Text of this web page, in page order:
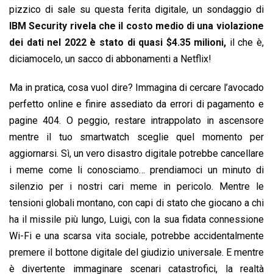
pizzico di sale su questa ferita digitale, un sondaggio di
IBM Security rivela che il costo medio di una violazione
dei dati nel 2022 è stato di quasi $4.35 milioni, il che è,
diciamocelo, un sacco di abbonamenti a Netflix!
Ma in pratica, cosa vuol dire? Immagina di cercare l’avocado
perfetto online e finire assediato da errori di pagamento e
pagine 404. O peggio, restare intrappolato in ascensore
mentre il tuo smartwatch sceglie quel momento per
aggiornarsi. Sì, un vero disastro digitale potrebbe cancellare
i meme come li conosciamo… prendiamoci un minuto di
silenzio per i nostri cari meme in pericolo. Mentre le
tensioni globali montano, con capi di stato che giocano a chi
ha il missile più lungo, Luigi, con la sua fidata connessione
Wi-Fi e una scarsa vita sociale, potrebbe accidentalmente
premere il bottone digitale del giudizio universale. E mentre
è divertente immaginare scenari catastrofici, la realtà